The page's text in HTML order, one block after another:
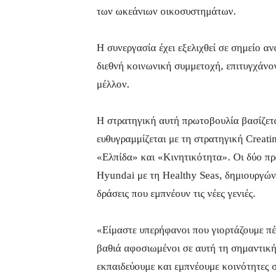
των ωκεάνιων οικοσυστημάτων.
Η συνεργασία έχει εξελιχθεί σε σημείο
διεθνή κοινωνική συμμετοχή,
μέλλον.
Η στρατηγική αυτή πρωτοβουλία
ευθυγραμμίζεται με τη στρατηγική
«Ελπίδα» και «Κινητικότητα». Οι δύο
Hyundai με τη Healthy Seas,
δράσεις που εμπνέουν τις νέες γενιές.
«Είμαστε υπερήφανοι που γιορτάζουμε
βαθιά αφοσιωμένοι σε αυτή τη
εκπαιδεύουμε και εμπνέουμε